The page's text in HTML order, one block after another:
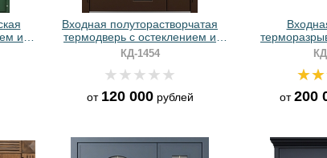
и
Входная полуторастворчатая
термодверь с остеклением и
панелями МДФ коричневого
цвета
КД-1454
от 120 000рублей от200